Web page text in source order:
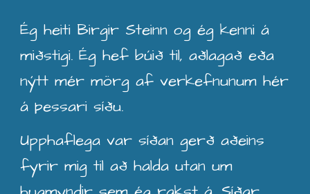
Ég heiti Birgir Steinn og ég kenni á
miðstigi. Éghef búið til, aðlagað eða
nýtt mér mörg af verkefnunum hér
á þessari síðu.
Upphaflega var síðan gerð aðeins
fyrir mig til að halda utan um